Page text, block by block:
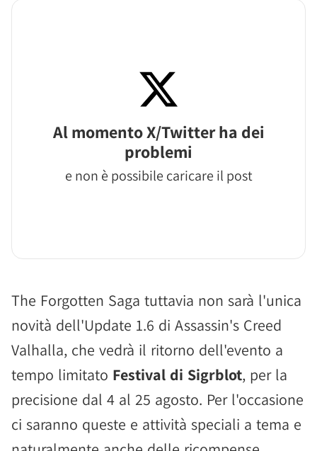
Al momento X/Twitter ha dei
problemi
e non è possibile caricare il post
The Forgotten Saga tuttavia non sarà l'unica
novità dell'Update 1.6 di Assassin's Creed
Valhalla, che vedrà il ritorno dell'evento a
tempo limitato Festival di Sigrblot, per la
precisione dal 4 al 25 agosto. Per l'occasione
ci saranno queste e attività speciali a tema e